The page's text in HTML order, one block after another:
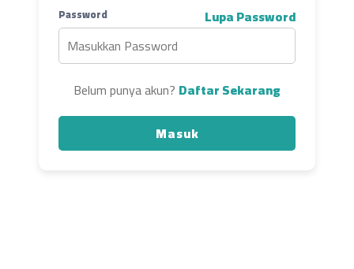
Password Lupa Password
Belum punya akun? Daftar Sekarang
Masuk